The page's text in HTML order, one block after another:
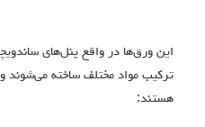
این ورق‌ها در واقع پنل‌های
ترکیب مواد مختلف ساخته می‌شوند و
هستند: